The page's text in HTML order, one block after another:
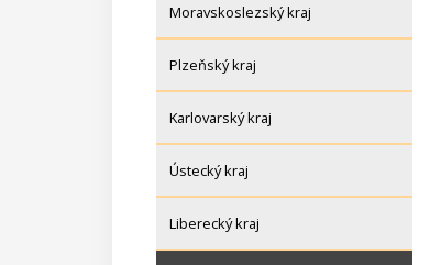
Moravskoslezský kraj
Plzeňský kraj
Karlovarský kraj
Ústecký kraj
Liberecký kraj